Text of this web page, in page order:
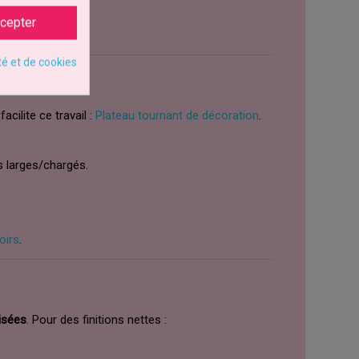
finale.
ce travail :Plateau tournant de décoration.
larges/chargés.
.
. Pour des finitions nettes :
et de cookies